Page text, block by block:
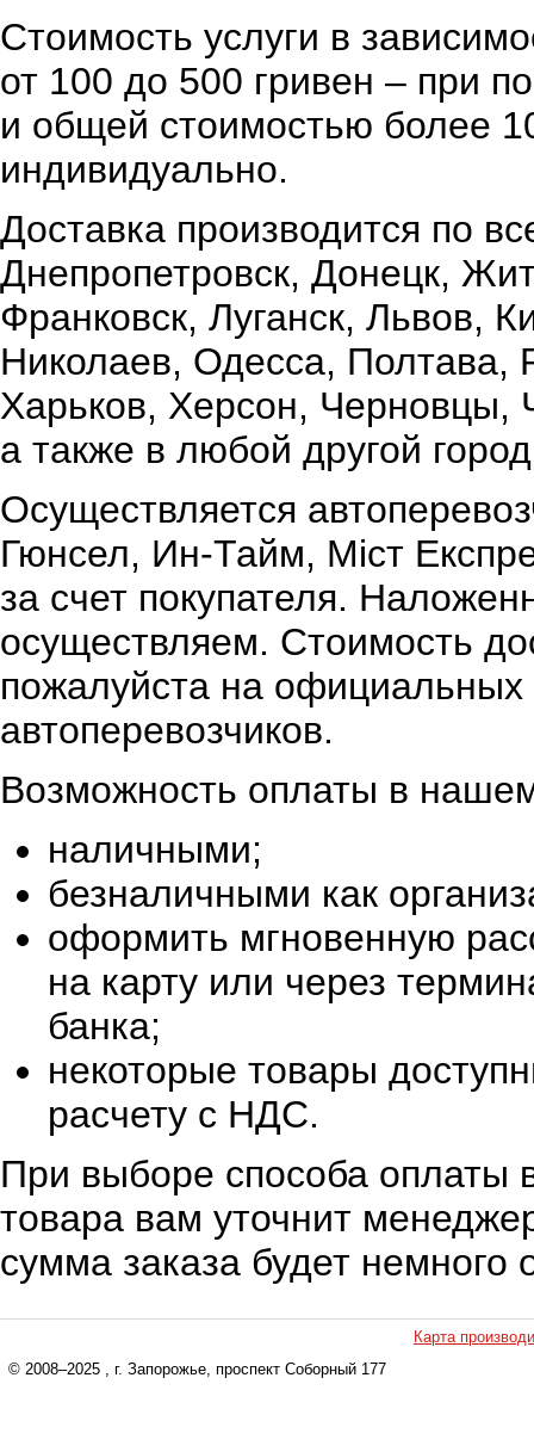
Стоимость услуги в
от 100 до 500 гривен – при
и общей стоимостью более
индивидуально.
Доставка производится по
Днепропетровск, Донецк,
Франковск, Луганск, Львов,
Николаев, Одесса,
Харьков, Херсон, Черновцы,
а также в любой другой
Осуществляется
Гюнсел, Ин-Тайм, Міст
за счет покупателя.
осуществляем. Стоимость
пожалуйста на официальных
автоперевозчиков.
Возможность оплаты в
наличными;
безналичными как
оформить мгновенную
на карту или через
банка;
некоторые товары
расчету с НДС.
При выборе способа оплаты
товара вам уточнит
сумма заказа будет немного
Карта
© 2008–2025 , г. Запорожье, проспект Соборный 177